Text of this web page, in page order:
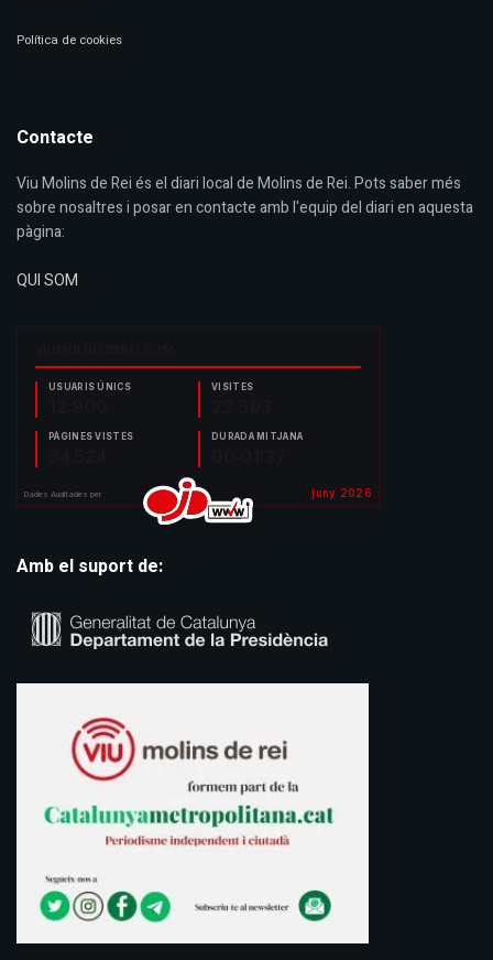
Política de cookies
Contacte
Viu Molins de Rei és el diari local de Molins de Rei. Pots saber més
sobre nosaltres i posar en contacte amb l'equip del diari en aquesta
pàgina:
QUI SOM
Amb el suport de: